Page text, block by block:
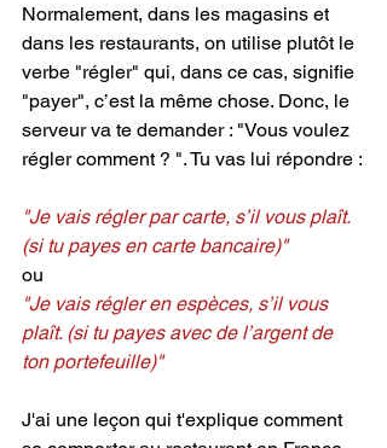
Normalement, dans les magasins et
dans les restaurants, on utilise plutôt le
verbe "régler" qui, dans ce cas, signifie
"payer", c’est la même chose. Donc, le
serveur va te demander : "Vous voulez
régler comment ? ". Tu vas lui répondre :
"Je vais régler par carte, s’il vous plaît.
(si tu payes en carte bancaire)"
ou
"Je vais régler en espèces, s’il vous
plaît. (si tu payes avec de l’argent de
ton portefeuille)"
J'ai une leçon qui t'explique comment